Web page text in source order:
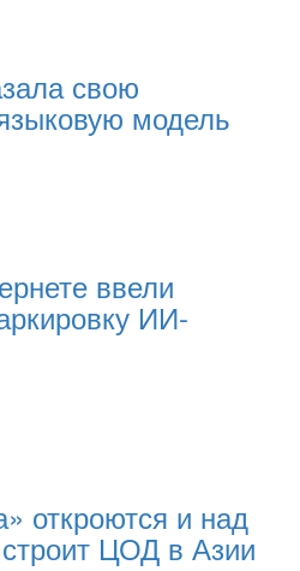
свою
модель
ввели
ИИ-
откроются и над
ЦОД в Азии